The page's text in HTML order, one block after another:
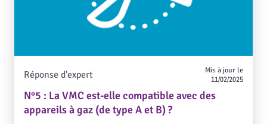
N°5 : La VMC est-elle compatible avec des
appareils à gaz (de type A et B) ?
Réponse d'expert
Mis à jour le
11/02/2025